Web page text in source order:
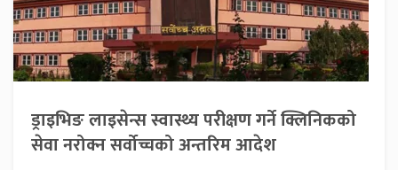
ड्राइभिङ लाइसेन्स स्वास्थ्य परीक्षण गर्ने क्लिनिकको
सेवा नरोक्न सर्वोच्चको अन्तरिम आदेश